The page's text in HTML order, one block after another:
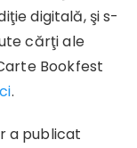
digitală, şi s-
cărţi ale
Bookfest
.
a publicat